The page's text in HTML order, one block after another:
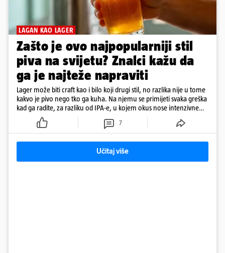
LAGAN KAO LAGER
Zašto je ovo najpopularniji stil
piva na svijetu? Znalci kažu da
ga je najteže napraviti
Lager može biti craft kao i bilo koji drugi stil, no razlika nije u tome
kakvo je pivo nego tko ga kuha. Na njemu se primijeti svaka greška
kad ga radite, za razliku od IPA-e, u kojem okus nose intenzivne
7
Učitaj više